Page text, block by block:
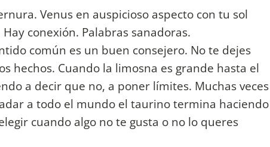
Venus en auspicioso aspecto con tu sol
conexión. Palabras sanadoras.
común es un buen consejero. No te dejes
hechos. Cuando la limosna es grande hasta el
a decir que no, a poner límites. Muchas veces
a todo el mundo el taurino termina haciendo
cuando algo no te gusta o no lo queres